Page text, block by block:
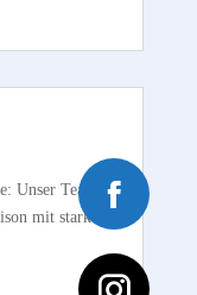
Unser Team
mit starken